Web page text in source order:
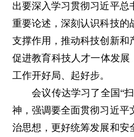
出要深入学习贯彻习近平总
重要论述，深刻认识科技的
支撑作用，推动科技创新和
促进教育科技人才一体发展
工作开好局、起好步。
会议传达学习了全国“
神，强调要全面贯彻习近平
治思想，更好统筹发展和安